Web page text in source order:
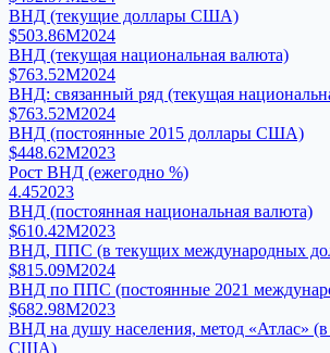
ВНД (текущие доллары США)
$503.86M2024
ВНД (текущая национальная валюта)
$763.52M2024
ВНД: связанный ряд (текущая
$763.52M2024
ВНД (постоянные 2015 доллары США)
$448.62M2023
Рост ВНД (ежегодно %)
4.452023
ВНД (постоянная национальная валюта)
$610.42M2023
ВНД, ППС (в текущих международных
$815.09M2024
ВНД по ППС (постоянные 2021
$682.98M2023
ВНД на душу населения, метод «Атлас»
США)